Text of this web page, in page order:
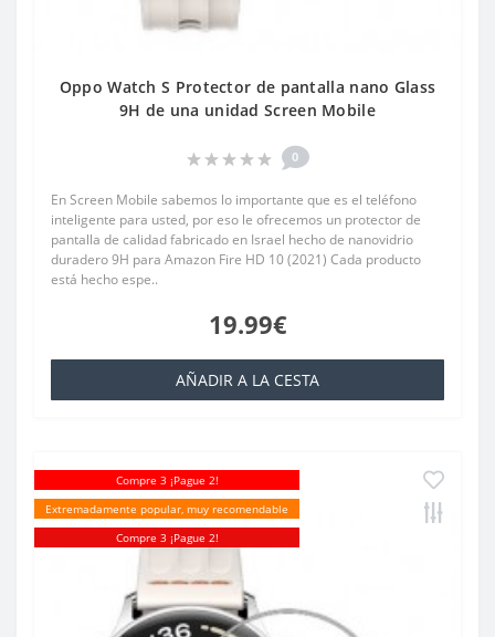
Oppo Watch S Protector de pantalla nano Glass
9H de una unidad Screen Mobile
0
En Screen Mobile sabemos lo importante que es el teléfono
inteligente para usted, por eso le ofrecemos un protector de
pantalla de calidad fabricado en Israel hecho de nanovidrio
duradero 9H para Amazon Fire HD 10 (2021) Cada producto
está hecho espe..
19.99€
AÑADIR A LA CESTA
Compre 3 ¡Pague 2!
Extremadamente popular, muy recomendable
Compre 3 ¡Pague 2!